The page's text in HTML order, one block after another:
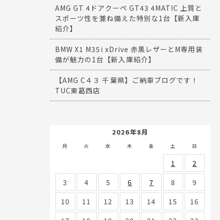
AMG GT 4ドアクーペ GT43 4MATIC 上質と
スポーツ性を兼ね備えた特別な1台【新入庫
紹介】
BMW X1 M35i xDrive 赤黒レザーとM専用装
備が魅力の1台【新入庫紹介】
【AMG C４３ 千葉県】ご納車ブログです！
TUC東葛西店
2026年8月
月 火 水 木 金 土 日
1
2
3
4 5 6 7 8
9
10
11 12 13 14 15
16